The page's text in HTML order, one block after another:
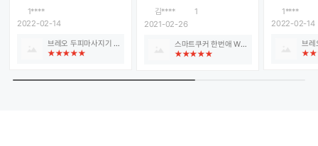
구매했어요. 이런걸 왜샀냐고 잔소
리 하더니 한번 써보고 엄청 좋아하
큰 기대 안하고 구매했어요. 근데
이거 리퍼제품 맞나요? 아무리봐도
기스도 하나 없고 작동도 잘되고 아
1****
2022-02-14
브레오 두피마사지기 ScalpStone(리퍼브)
하랴 너무 힘들었는데 티비 방송보
다가 아 저거다 해서바로 질럿네요
해물 크림파스타로신랑꺼는 두부
김치찜 도전해봤어요!!!두개 다 찜
어요파스타도 따로 안삶고 하니 너
김****
1
2021-02-26
스마트쿠커 한번애 White
레오에서 좋
건졌네요^^ 부
쓸께요 감사
1****
2022-02-14